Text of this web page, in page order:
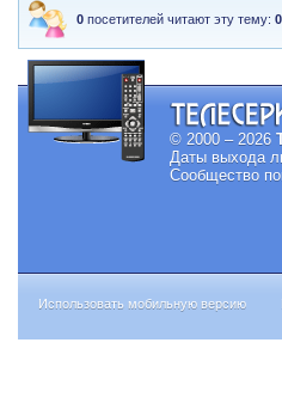
0 посетителей читают эту тему:0
© 2000 – 2026
Даты выхода
Сообщество
Использовать мобильную версию